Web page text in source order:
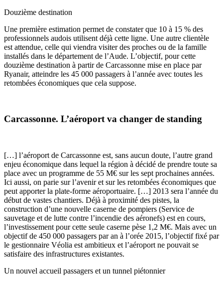
Douzième destination
Une première estimation permet de constater que 10 à 15 % des
professionnels audois utilisent déjà cette ligne. Une autre clientèle
est attendue, celle qui viendra visiter des proches ou de la famille
installés dans le département de l’Aude. L’objectif, pour cette
douzième destination à partir de Carcassonne mise en place par
Ryanair, atteindre les 45 000 passagers à l’année avec toutes les
retombées économiques que cela suppose.
Carcassonne. L’aéroport va changer de standing
[…] l’aéroport de Carcassonne est, sans aucun doute, l’autre grand
enjeu économique dans lequel la région à décidé de prendre toute sa
place avec un programme de 55 M€ sur les sept prochaines années.
Ici aussi, on parie sur l’avenir et sur les retombées économiques que
peut apporter la plate-forme aéroportuaire. […] 2013 sera l’année du
début de vastes chantiers. Déjà à proximité des pistes, la
construction d’une nouvelle caserne de pompiers (Service de
sauvetage et de lutte contre l’incendie des aéronefs) est en cours,
l’investissement pour cette seule caserne pèse 1,2 M€. Mais avec un
objectif de 450 000 passagers par an à l’orée 2015, l’objectif fixé par
le gestionnaire Véolia est ambitieux et l’aéroport ne pouvait se
satisfaire des infrastructures existantes.
Un nouvel accueil passagers et un tunnel piétonnier